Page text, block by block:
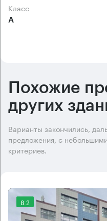
класс
А
Похожие
других
Варианты закончились,
предложения, с
критериев.
8.2